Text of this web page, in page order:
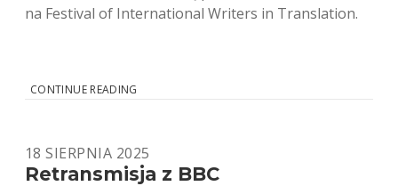
na Festival of International Writers in Translation.
CONTINUE READING
IN
TRANSLATION
18 SIERPNIA 2025
Retransmisja z BBC